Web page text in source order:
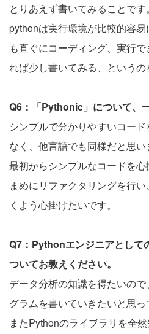
とりあえず書いてみることです。
pythonは実行環境が比較的容
も直ぐにコーディング、実行
れば少し書いてみる、というの
Q6：「Pythonic」について、
シンプルで分かりやすいコー
なく、他言語でも同様だと思い
最初からシンプルなコードを
まめにリファクタリングを行
くよう心掛けたいです。
Q7：Pythonエンジニアとして
ついてお教えください。
データ分析の知識を得たいの
グラムを書いていきたいと思っ
またPythonのライブラリを全